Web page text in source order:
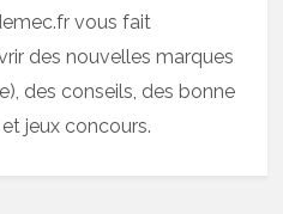
vous fait
des nouvelles marques
des conseils, des bonne
jeux concours.